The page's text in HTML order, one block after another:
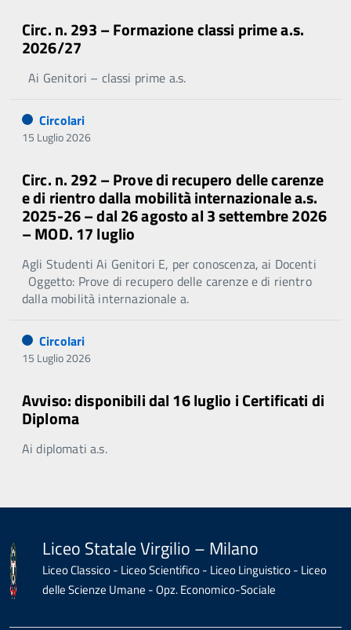
Circ. n. 293 – Formazione classi prime a.s.
2026/27
Ai Genitori – classi prime a.s.
Circolari
15 Luglio 2026
Circ. n. 292 – Prove di recupero delle carenze
e di rientro dalla mobilità internazionale a.s.
2025-26 – dal 26 agosto al 3 settembre 2026
– MOD. 17 luglio
Agli Studenti Ai Genitori E, per conoscenza, ai Docenti
Oggetto: Prove di recupero delle carenze e di rientro
dalla mobilità internazionale a.
Circolari
15 Luglio 2026
Avviso: disponibili dal 16 luglio i Certificati di
Diploma
Ai diplomati a.s.
Liceo Statale Virgilio – Milano
Liceo Classico - Liceo Scientifico - Liceo Linguistico - Liceo
delle Scienze Umane - Opz. Economico-Sociale